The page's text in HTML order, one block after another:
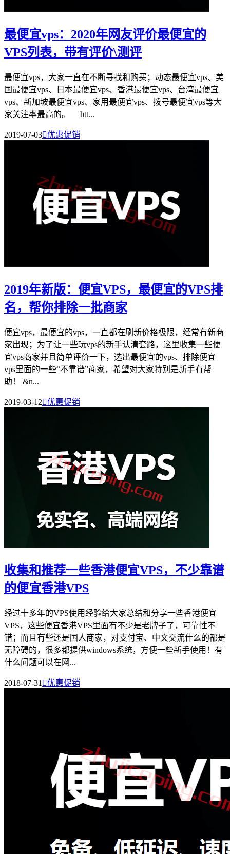
最便宜vps：2020年网友评价最便宜的
VPS列表，带有评价\测评
最便宜vps，大家一直在不断寻找和购买；动态最便宜vps、美
国最便宜vps、日本最便宜vps、香港最便宜vps、台湾最便宜
vps、新加坡最便宜vps、家用最便宜vps、拨号最便宜vps等大
家关注率最高的。 htt...
2019-07-03优惠促销
2019年新版：便宜VPS，最便宜的VPS排
名，帮你排除一批商家
便宜vps，最便宜的vps，一直都在刷新价格极限，经常有新商
家出现；为了让一些玩vps的新手认清套路，这里收集一些便
宜vps商家并且简单评价一下，选出最便宜的vps、排除便宜
vps里面的一些“不靠谱”商家，希望对大家特别是新手有帮
助！ &n...
2019-03-12优惠促销
收集和推荐一些香港便宜VPS，不少靠谱
的便宜香港VPS
经过十多年的VPS使用经验给大家总结和分享一些香港便宜
VPS，这些便宜香港VPS里面有不少是老牌子了，可靠性不
错；而且有些还是国人商家，对支付宝、中文交流什么的都是
无障碍的，很多都提供windows系统，方便一些新手使用！有
什么问题可以在网...
2018-07-31 优惠促销